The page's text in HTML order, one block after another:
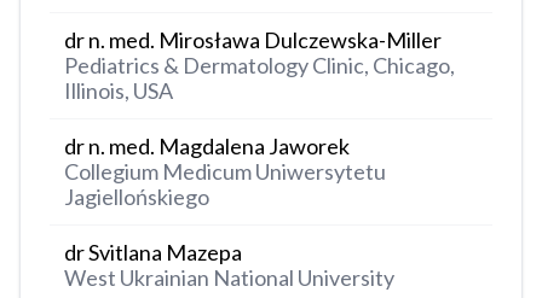
dr n. med. Mirosława Dulczewska-Miller
Pediatrics & Dermatology Clinic, Chicago,
Illinois, USA
dr n. med. Magdalena Jaworek
Collegium Medicum Uniwersytetu
Jagiellońskiego
dr Svitlana Mazepa
West Ukrainian National University